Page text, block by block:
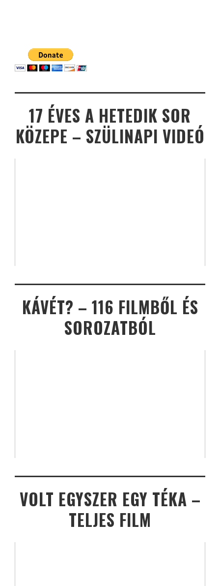
17 ÉVES A HETEDIK SOR
KÖZEPE – SZÜLINAPI VIDEÓ
KÁVÉT? – 116 FILMBŐL ÉS
SOROZATBÓL
VOLT EGYSZER EGY TÉKA –
TELJES FILM